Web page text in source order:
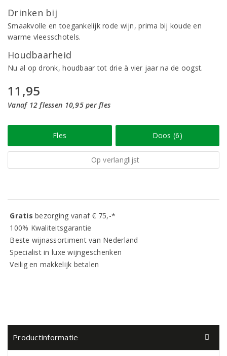
Drinken bij
Smaakvolle en toegankelijk rode wijn, prima bij koude en
warme vleesschotels.
Houdbaarheid
Nu al op dronk, houdbaar tot drie à vier jaar na de oogst.
11,95
Vanaf 12 flessen 10,95 per fles
Fles Doos (6)
Op verlanglijst
Gratisbezorging vanaf € 75,-*
100% Kwaliteitsgarantie
Beste wijnassortiment van Nederland
Specialist in luxe wijngeschenken
Veilig en makkelijk betalen
Productinformatie